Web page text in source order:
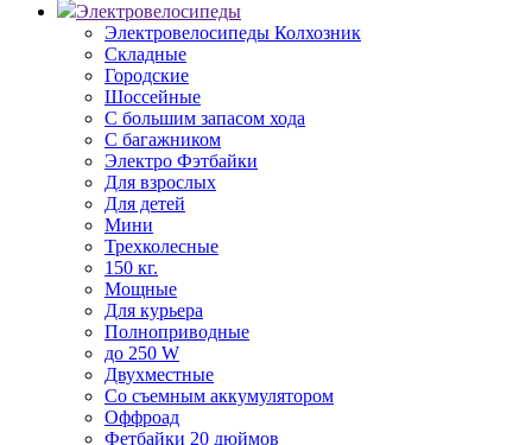
Электровелосипеды
Электровелосипеды Колхозник
Складные
Городские
Шоссейные
С большим запасом хода
С багажником
Электро Фэтбайки
Для взрослых
Для детей
Мини
Трехколесные
150 кг.
Мощные
Для курьера
Полноприводные
до 250 W
Двухместные
Со съемным аккумулятором
Оффроад
Фетбайки 20 дюймов